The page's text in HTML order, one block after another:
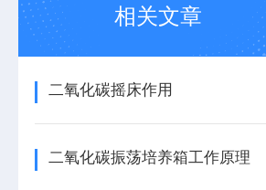
相关文章
二氧化碳摇床作用
二氧化碳振荡培养箱工作原理